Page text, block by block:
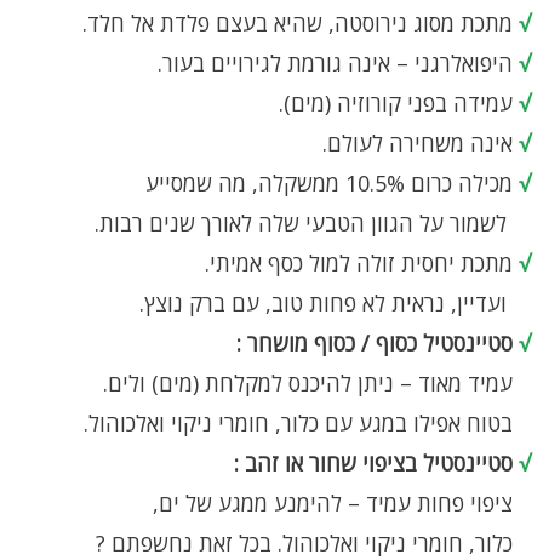
√ מתכת מסוג נירוסטה, שהיא בעצם פלדת אל חלד.
√ היפואלרגני – אינה גורמת לגירויים בעור.
√ עמידה בפני קורוזיה (מים).
√ אינה משחירה לעולם.
√ מכילה כרום 10.5% ממשקלה, מה שמסייע
לשמור על הגוון הטבעי שלה לאורך שנים רבות.
√ מתכת יחסית זולה למול כסף אמיתי.
ועדיין, נראית לא פחות טוב, עם ברק נוצץ.
√ סטיינסטיל כסוף / כסוף מושחר :
עמיד מאוד – ניתן להיכנס למקלחת (מים) ולים.
בטוח אפילו במגע עם כלור, חומרי ניקוי ואלכוהול.
√ סטיינסטיל בציפוי שחור או זהב :
ציפוי פחות עמיד – להימנע ממגע של ים,
כלור, חומרי ניקוי ואלכוהול. בכל זאת נחשפתם ?